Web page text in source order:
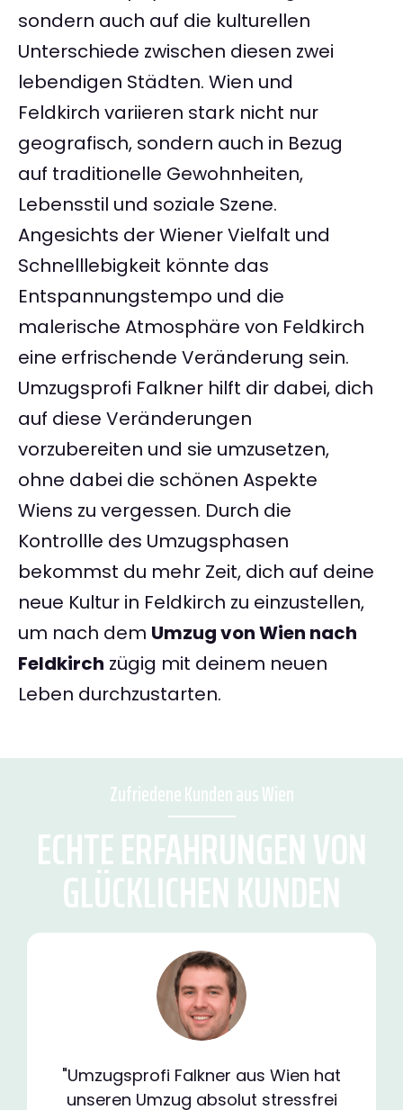
sondern auch auf die kulturellen
Unterschiede zwischen diesen zwei
lebendigen Städten. Wien und
Feldkirch variieren stark nicht nur
geografisch, sondern auch in Bezug
auf traditionelle Gewohnheiten,
Lebensstil und soziale Szene.
Angesichts der Wiener Vielfalt und
Schnelllebigkeit könnte das
Entspannungstempo und die
malerische Atmosphäre von Feldkirch
eine erfrischende Veränderung sein.
Umzugsprofi Falkner hilft dir dabei, dich
auf diese Veränderungen
vorzubereiten und sie umzusetzen,
ohne dabei die schönen Aspekte
Wiens zu vergessen. Durch die
Kontrollle des Umzugsphasen
bekommst du mehr Zeit, dich auf deine
neue Kultur in Feldkirch zu einzustellen,
um nach dem Umzug von Wien nach
Feldkirch zügig mit deinem neuen
Leben durchzustarten.
Zufriedene Kunden aus Wien
ECHTE ERFAHRUNGEN VON
GLÜCKLICHEN KUNDEN
"Umzugsprofi Falkner aus Wien hat
unseren Umzug absolut stressfrei